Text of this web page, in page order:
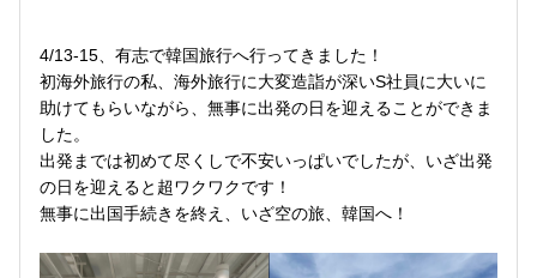
4/13-15、有志で韓国旅行へ行ってきました！
初海外旅行の私、海外旅行に大変造詣が深いS社員に大いに
助けてもらいながら、無事に出発の日を迎えることができま
した。
出発までは初めて尽くしで不安いっぱいでしたが、いざ出発
の日を迎えると超ワクワクです！
無事に出国手続きを終え、いざ空の旅、韓国へ！